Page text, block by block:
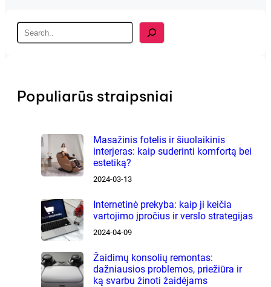
S
e
Populiarūs straipsniai
Masažinis fotelis ir šiuolaikinis
interjeras: kaip suderinti komfortą bei
estetiką?
2024-03-13
Internetinė prekyba: kaip ji keičia
vartojimo įpročius ir verslo strategijas
2024-04-09
Žaidimų konsolių remontas:
dažniausios problemos, priežiūra ir
ką svarbu žinoti žaidėjams